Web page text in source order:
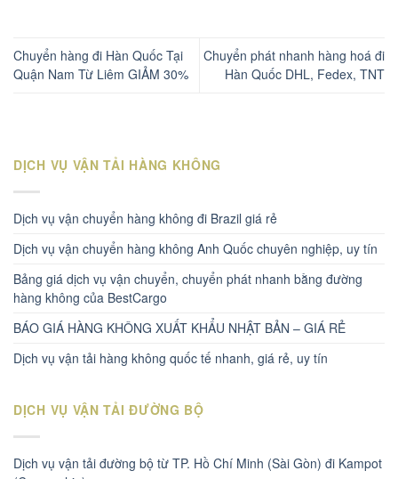
Chuyển hàng đi Hàn Quốc Tại
Quận Nam Từ Liêm GIẢM 30%
Chuyển phát nhanh hàng hoá đi
Hàn Quốc DHL, Fedex, TNT
DỊCH VỤ VẬN TẢI HÀNG KHÔNG
Dịch vụ vận chuyển hàng không đi Brazil giá rẻ
Dịch vụ vận chuyển hàng không Anh Quốc chuyên nghiệp, uy tín
Bảng giá dịch vụ vận chuyển, chuyển phát nhanh bằng đường
hàng không của BestCargo
BÁO GIÁ HÀNG KHÔNG XUẤT KHẨU NHẬT BẢN – GIÁ RẺ
Dịch vụ vận tải hàng không quốc tế nhanh, giá rẻ, uy tín
DỊCH VỤ VẬN TẢI ĐƯỜNG BỘ
Dịch vụ vận tải đường bộ từ TP. Hồ Chí Minh (Sài Gòn) đi Kampot